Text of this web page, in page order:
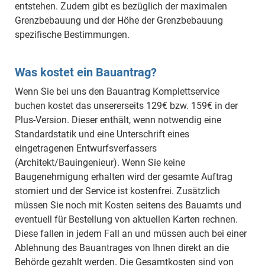
entstehen. Zudem gibt es bezüglich der maximalen
Grenzbebauung und der Höhe der Grenzbebauung
spezifische Bestimmungen.
Was kostet ein Bauantrag?
Wenn Sie bei uns den Bauantrag Komplettservice
buchen kostet das unsererseits 129€ bzw. 159€ in der
Plus-Version. Dieser enthält, wenn notwendig eine
Standardstatik und eine Unterschrift eines
eingetragenen Entwurfsverfassers
(Architekt/Bauingenieur). Wenn Sie keine
Baugenehmigung erhalten wird der gesamte Auftrag
storniert und der Service ist kostenfrei. Zusätzlich
müssen Sie noch mit Kosten seitens des Bauamts und
eventuell für Bestellung von aktuellen Karten rechnen.
Diese fallen in jedem Fall an und müssen auch bei einer
Ablehnung des Bauantrages von Ihnen direkt an die
Behörde gezahlt werden. Die Gesamtkosten sind von